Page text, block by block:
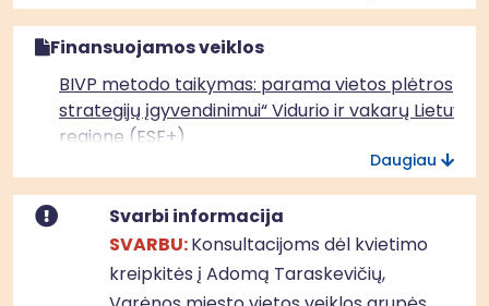
Finansuojamos veiklos
BIVP metodo taikymas: parama vietos plėtros
strategijų įgyvendinimui“ Vidurio ir vakarų Lietuvos
regione (ESF+)
Daugiau
Svarbi informacija
SVARBU:Konsultacijoms dėl kvietimo
kreipkitės į Adomą Taraskevičių,